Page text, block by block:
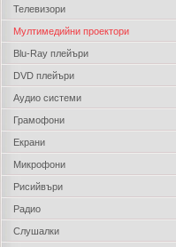
Телевизори
Мултимедийни проектори
Blu-Ray плейъри
DVD плейъри
Аудио системи
Грамофони
Екрани
Микрофони
Рисийвъри
Радио
Слушалки